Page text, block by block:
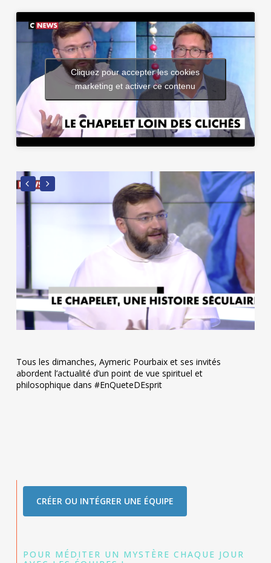
Cliquez pour accepter les cookies
marketing et activer ce contenu
Tous les dimanches, Aymeric Pourbaix et ses invités
abordent l’actualité d’un point de vue spirituel et
philosophique dans #EnQueteDEsprit
CRÉER OU INTÉGRER UNE ÉQUIPE
POUR MÉDITER UN MYSTÈRE CHAQUE JOUR